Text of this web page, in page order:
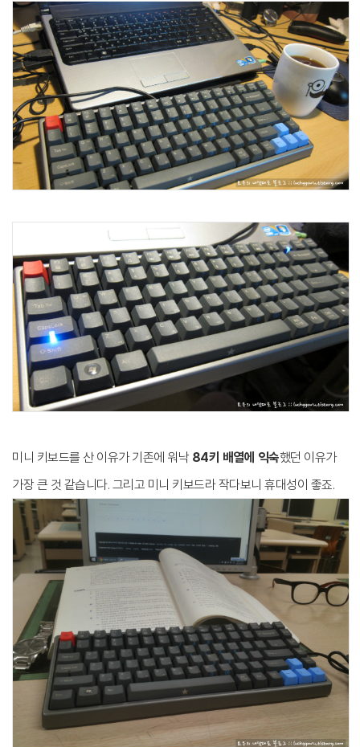
미니 키보드를 산 이유가 기존에 워낙 84키 배열에 익숙했던 이유가
가장 큰 것 같습니다. 그리고 미니 키보드라 작다보니 휴대성이 좋죠.